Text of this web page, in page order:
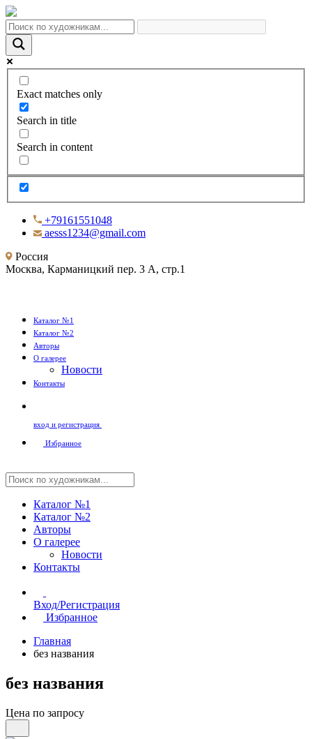
Exact matches only
Search in title
Search in content
+79161551048
aesss1234@gmail.com
Россия
Москва, Карманицкий пер. 3 А, стр.1
Каталог №1
Каталог №2
Авторы
О галерее
Новости
Контакты
вход и регистрация
Избранное
Каталог №1
Каталог №2
Авторы
О галерее
Новости
Контакты
Вход/Регистрация
Избранное
Главная
без названия
без названия
Цена по запросу